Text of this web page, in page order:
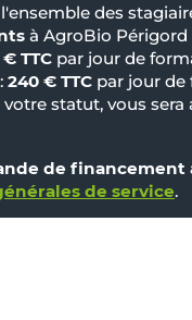
des
à AgroBio Périgord
€ TTC par jour de
240 € TTC par jour
statut, vous
de financement
de service.